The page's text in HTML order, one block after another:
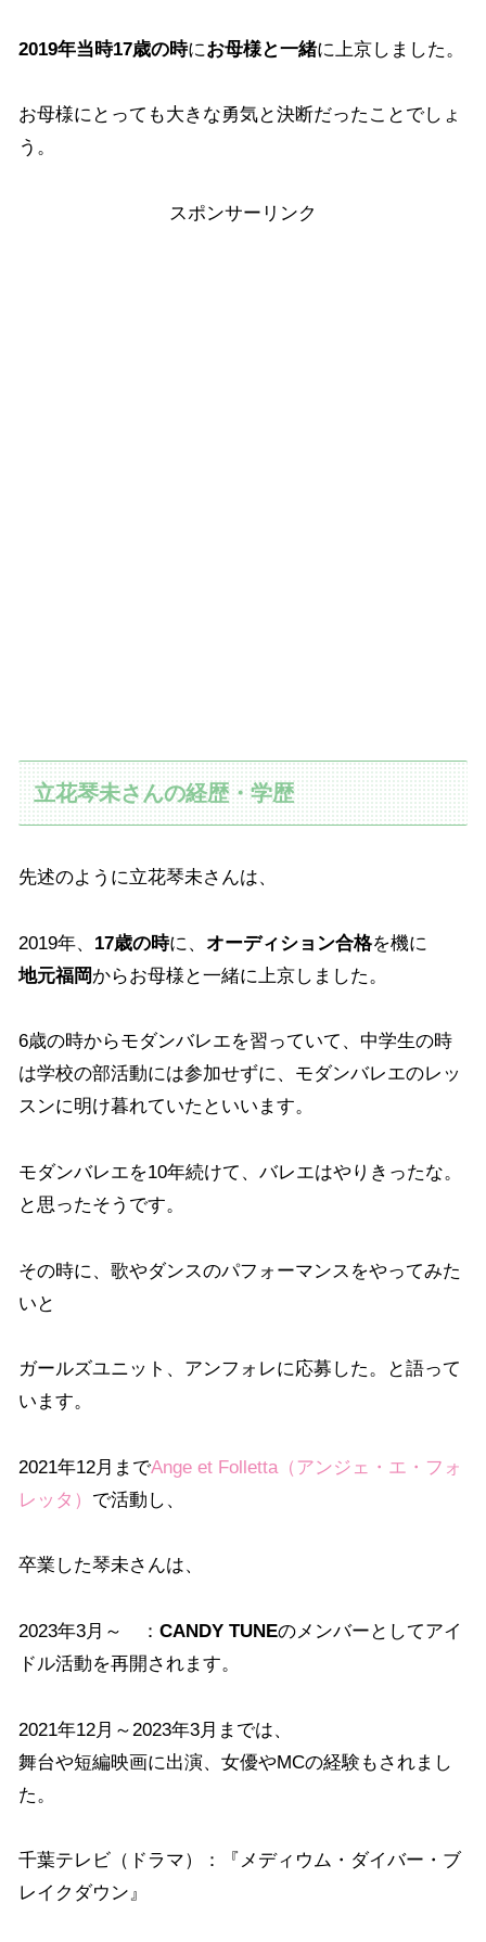
2019年当時17歳の時にお母様と一緒に上京しました。
お母様にとっても大きな勇気と決断だったことでしょ
う。
スポンサーリンク
立花琴未さんの経歴・学歴
先述のように立花琴未さんは、
2019年、 17歳の時に、 オーディション合格を機に
地元福岡からお母様と一緒に上京しました。
6歳の時からモダンバレエを習っていて、中学生の時
は学校の部活動には参加せずに、モダンバレエのレッ
スンに明け暮れていたといいます。
モダンバレエを10年続けて、バレエはやりきったな。
と思ったそうです。
その時に、歌やダンスのパフォーマンスをやってみた
いと
ガールズユニット、アンフォレに応募した。と語って
います。
2021年12月までAnge et Folletta（アンジェ・エ・フォ
レッタ） で活動し、
卒業した琴未さんは、
2023年3月～ ： CANDY TUNEのメンバーとしてアイ
ドル活動を再開されます。
2021年12月～2023年3月までは、
舞台や短編映画に出演、女優やMCの経験もされまし
た。
千葉テレビ（ドラマ）：『メディウム・ダイバー・ブ
レイクダウン』